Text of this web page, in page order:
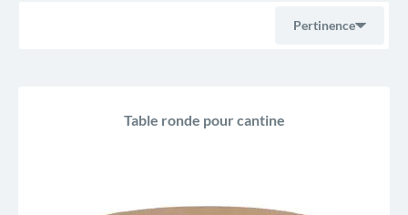
Pertinence
Pertinence
Table ronde pour cantine